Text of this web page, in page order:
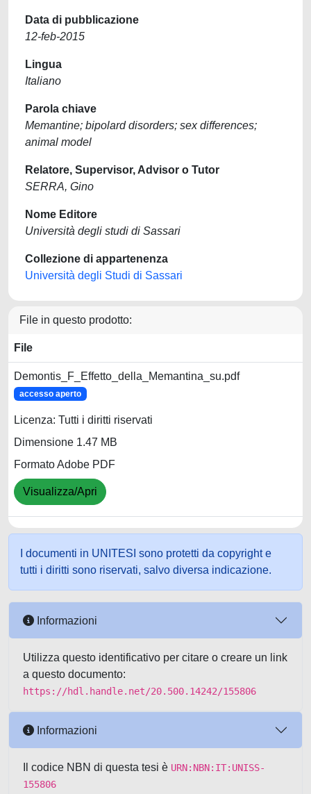
Data di pubblicazione
12-feb-2015
Lingua
Italiano
Parola chiave
Memantine; bipolard disorders; sex differences;
animal model
Relatore, Supervisor, Advisor o Tutor
SERRA, Gino
Nome Editore
Università degli studi di Sassari
Collezione di appartenenza
Università degli Studi di Sassari
File in questo prodotto:
File
Demontis_F_Effetto_della_Memantina_su.pdf
accesso aperto
Licenza: Tutti i diritti riservati
Dimensione 1.47 MB
Formato Adobe PDF
Visualizza/Apri
I documenti in UNITESI sono protetti da copyright e
tutti i diritti sono riservati, salvo diversa indicazione.
Informazioni
Utilizza questo identificativo per citare o creare un link
a questo documento:
https://hdl.handle.net/20.500.14242/155806
Informazioni
Il codice NBN di questa tesi è URN:NBN:IT:UNISS-
155806